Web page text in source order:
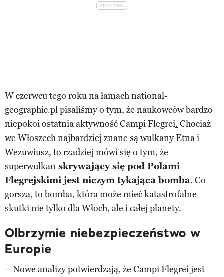
W czerwcu tego roku na łamach national-
geographic.pl pisaliśmy o tym, że naukowców bardzo
niepokoi ostatnia aktywność Campi Flegrei. Chociaż
we Włoszech najbardziej znane są wulkanyEtnai
Wezuwiusz, to rzadziej mówi się o tym, że
superwulkan skrywający się pod Polami
Flegrejskimi jest niczym tykająca bomba. Co
gorsza, to bomba, która może mieć katastrofalne
skutki nie tylko dla Włoch, ale i całej planety.
Olbrzymie niebezpieczeństwo w
Europie
– Nowe analizy potwierdzają, że Campi Flegrei jest